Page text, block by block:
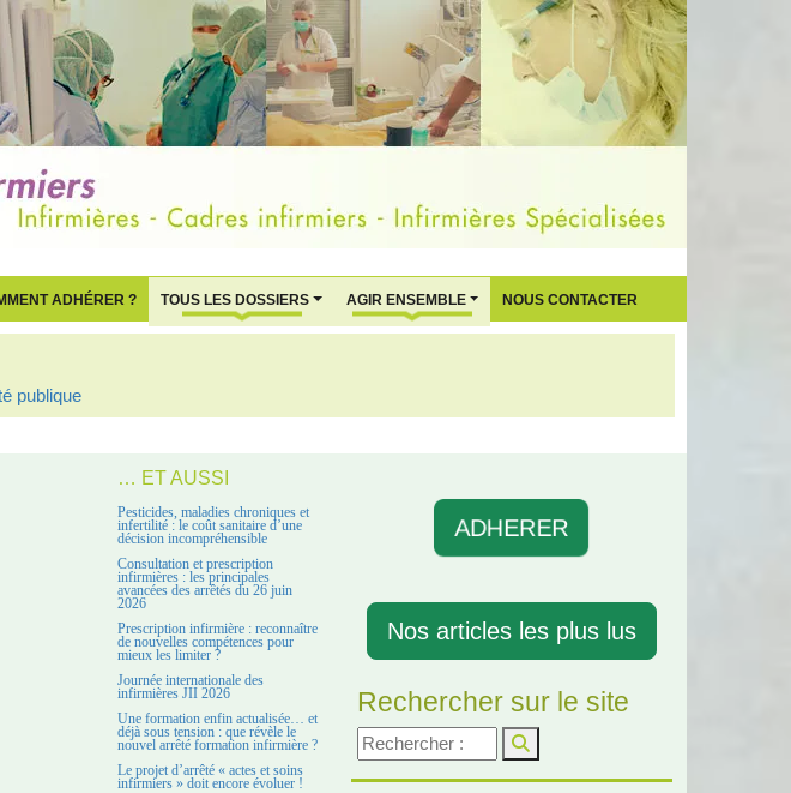
ADHÉRER ? TOUS LES DOSSIERS AGIR ENSEMBLE NOUS CONTACTER
publique
… ET AUSSI
Pesticides, maladies chroniques et
infertilité : le coût sanitaire d’une
décision incompréhensible
Consultation et prescription
infirmières : les principales
avancées des arrêtés du 26 juin
2026
Prescription infirmière : reconnaître
de nouvelles compétences pour
mieux les limiter ?
Journée internationale des
infirmières JII 2026
Une formation enfin actualisée… et
déjà sous tension : que révèle le
nouvel arrêté formation infirmière ?
Le projet d’arrêté « actes et soins
infirmiers » doit encore évoluer !
ADHERER
Nos articles les plus lus
Rechercher sur le site